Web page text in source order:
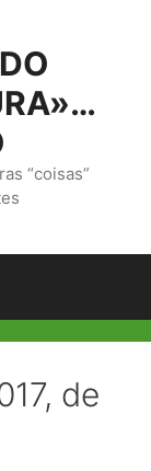
“coisas”
de